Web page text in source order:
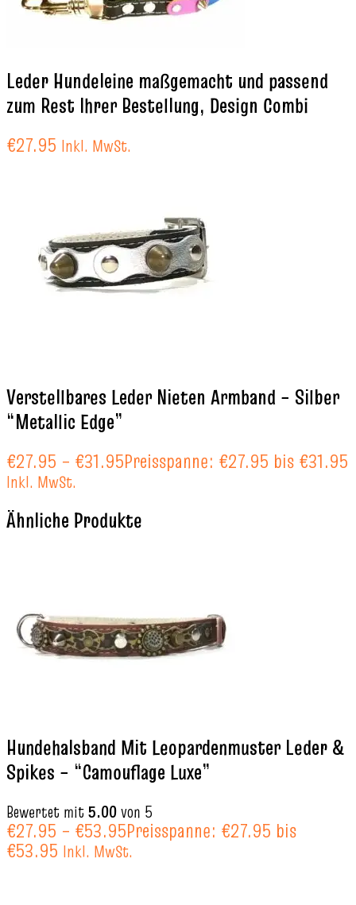
Leder Hundeleine maßgemacht und passend
zum Rest Ihrer Bestellung, Design Combi
€27.95 Inkl. MwSt.
Verstellbares Leder Nieten Armband – Silber
“Metallic Edge”
€27.95 – €31.95Preisspanne: €27.95 bis €31.95
Inkl. MwSt.
Ähnliche Produkte
Hundehalsband Mit Leopardenmuster Leder &
Spikes – “Camouflage Luxe”
Bewertet mit5.00von 5
€27.95 – €53.95Preisspanne: €27.95 bis
€53.95 Inkl. MwSt.